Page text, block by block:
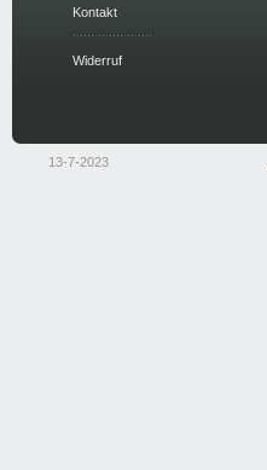
Kontakt
Widerruf
13-7-2023